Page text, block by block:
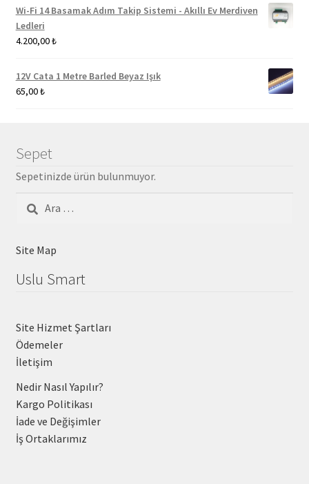
Wi-Fi 14 Basamak Adım Takip Sistemi - Akıllı Ev Merdiven
Ledleri
4.200,00₺
12V Cata 1 Metre Barled Beyaz Işık
65,00₺
Sepet
Sepetinizde ürün bulunmuyor.
Arama:
Site Map
Uslu Smart
Site Hizmet Şartları
Ödemeler
İletişim
Nedir Nasıl Yapılır?
Kargo Politikası
İade ve Değişimler
İş Ortaklarımız